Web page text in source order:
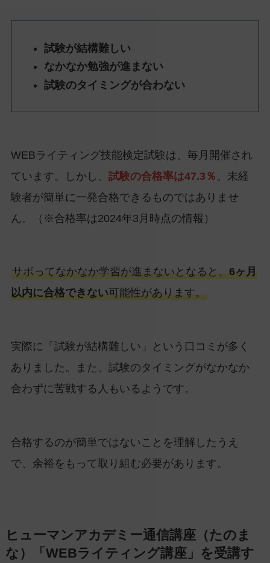
試験が結構難しい
なかなか勉強が進まない
試験のタイミングが合わない
WEBライティング技能検定試験は、毎月開催され
ています。しかし、 試験の合格率は47.3％ 。未経
験者が簡単に一発合格できるものではありませ
ん。（※合格率は2024年3月時点の情報）
サボってなかなか学習が進まないとなると、6ヶ月
以内に合格できない可能性があります。
実際に「試験が結構難しい」という口コミが多く
ありました。また、試験のタイミングがなかなか
合わずに苦戦する人もいるようです。
合格するのが簡単ではないことを理解したうえ
で、余裕をもって取り組む必要があります。
ヒューマンアカデミー通信講座（たのま
な）「WEBライティング講座」を受講す